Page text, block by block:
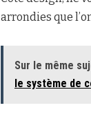
arrondies que
Sur le même
le système de